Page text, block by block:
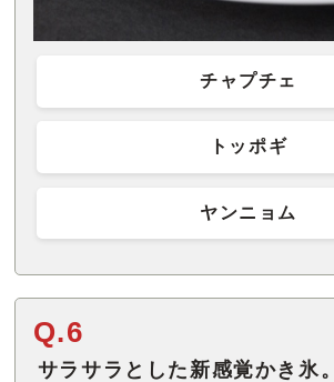
チャプチェ
トッポギ
ヤンニョム
Q.6
サラサラとした新感覚かき氷